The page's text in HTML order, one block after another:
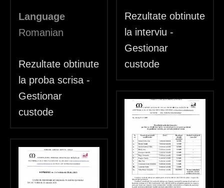
Rezultate obtinute
la interviu -
Gestionar
custode
Language
Romanian
Rezultate obtinute
la proba scrisa -
Gestionar
custode